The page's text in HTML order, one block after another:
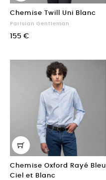
Chemise Twill Uni Blanc
Parisian Gentleman
155 €
Chemise Oxford Rayé Bleu
Ciel et Blanc